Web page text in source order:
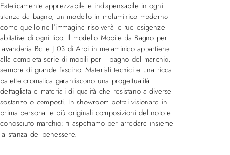
Esteticamente apprezzabile e indispensabile in ogni
stanza da bagno, un modello in melaminico moderno
come quello nell'immagine risolverà le tue esigenze
abitative di ogni tipo. Il modello Mobile da Bagno per
lavanderia Bolle J 03 di Arbi in melaminico appartiene
alla completa serie di mobili per il bagno del marchio,
sempre di grande fascino. Materiali tecnici e una ricca
palette cromatica garantiscono una progettualità
dettagliata e materiali di qualità che resistano a diverse
sostanze o composti. In showroom potrai visionare in
prima persona le più originali composizioni del noto e
conosciuto marchio: ti aspettiamo per arredare insieme
la stanza del benessere.